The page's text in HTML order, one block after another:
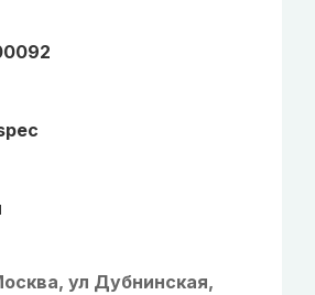
ул Дубнинская,